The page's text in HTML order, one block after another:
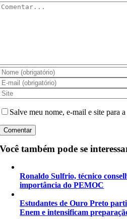
Salve meu nome, e-mail e site para
Você também pode se
Ronaldo Sulfrio, técnico
importância do PEMOC
Estudantes de Ouro Preto
Enem e intensificam